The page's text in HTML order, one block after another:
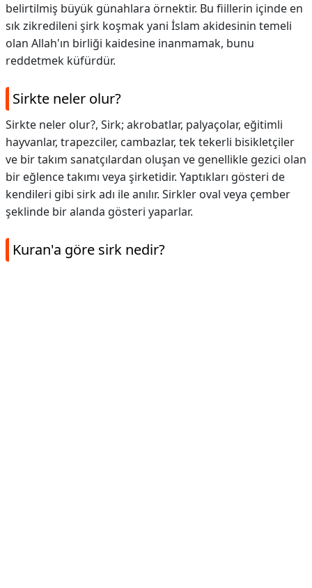
belirtilmiş büyük günahlara örnektir. Bu fiillerin içinde en
sık zikredileni şirk koşmak yani İslam akidesinin temeli
olan Allah'ın birliği kaidesine inanmamak, bunu
reddetmek küfürdür.
Sirkte neler olur?
Sirkte neler olur?, Sirk; akrobatlar, palyaçolar, eğitimli
hayvanlar, trapezciler, cambazlar, tek tekerli bisikletçiler
ve bir takım sanatçılardan oluşan ve genellikle gezici olan
bir eğlence takımı veya şirketidir. Yaptıkları gösteri de
kendileri gibi sirk adı ile anılır. Sirkler oval veya çember
şeklinde bir alanda gösteri yaparlar.
Kuran'a göre sirk nedir?